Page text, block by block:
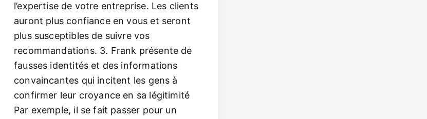
l’expertise de votre entreprise. Les clients
auront plus confiance en vous et seront
plus susceptibles de suivre vos
recommandations. 3. Frank présente de
fausses identités et des informations
convaincantes qui incitent les gens à
confirmer leur croyance en sa légitimité
Par exemple, il se fait passer pour un